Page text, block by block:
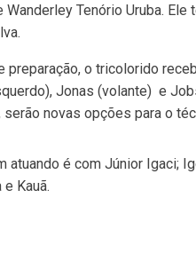
Tenório Uruba.
preparação, o tricolorido
Jonas (volante) e
serão novas opções para o
atuando é com Júnior Igaci;
Kauã.